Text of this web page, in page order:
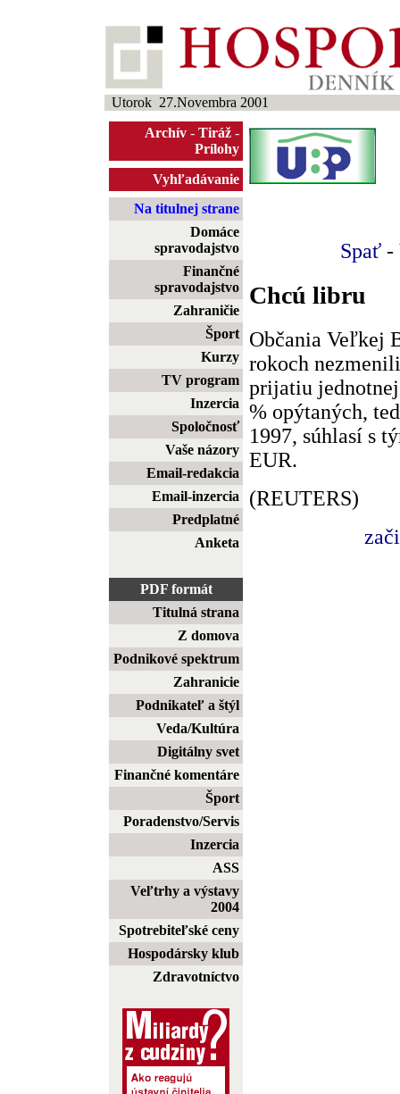
Utorok 27.Novembra 2001
Archív - Tiráž -
Prílohy
Vyhľadávanie
Na titulnej strane
Domáce
spravodajstvo
Finančné
spravodajstvo
Zahraničie
Šport
Kurzy
TV program
Inzercia
Spoločnosť
Vaše názory
Email-redakcia
Email-inzercia
Predplatné
Anketa
PDF formát
Titulná strana
Z domova
Podnikové spektrum
Zahranicie
Podnikateľ a štýl
Veda/Kultúra
Digitálny svet
Finančné komentáre
Šport
Poradenstvo/Servis
Inzercia
ASS
Veľtrhy a výstavy
2004
Spotrebiteľské ceny
Hospodársky klub
Zdravotníctvo
Spať -
Chcú libru
Občania Veľkej
rokoch
prijatiu
% opýtaných,
1997, súhlasí s
EUR.
(REUTERS)